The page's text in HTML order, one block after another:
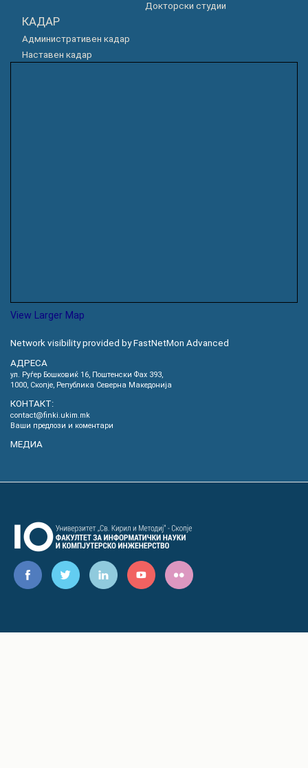
Докторски студии
КАДАР
Административен кадар
Наставен кадар
View Larger Map
Network visibility provided by FastNetMon Advanced
АДРЕСА
ул. Руѓер Бошковиќ 16, Пoштенски Фах 393,
1000, Скопје, Република Северна Македонија
КОНТАКТ:
contact@finki.ukim.mk
Ваши предлози и коментари
МЕДИА